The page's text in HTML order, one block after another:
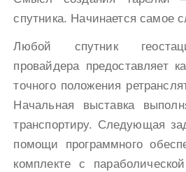
спутника. Начинается самое
Любой спутник
провайдера предоставляет
точного положения
Начальная выставка
транспортиру. Следующая
помощи программного
комплекте с